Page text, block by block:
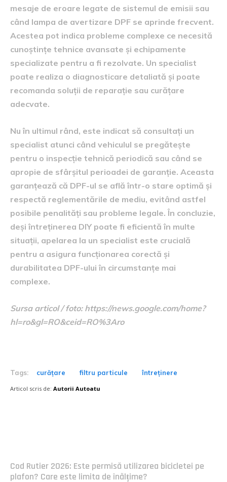
mesaje de eroare legate de sistemul de emisii sau
când lampa de avertizare DPF se aprinde frecvent.
Acestea pot indica probleme complexe ce necesită
cunoștințe tehnice avansate și echipamente
specializate pentru a fi rezolvate. Un specialist
poate realiza o diagnosticare detaliată și poate
recomanda soluții de reparație sau curățare
adecvate.
Nu în ultimul rând, este indicat să consultați un
specialist atunci când vehiculul se pregătește
pentru o inspecție tehnică periodică sau când se
apropie de sfârșitul perioadei de garanție. Aceasta
garanțează că DPF-ul se află într-o stare optimă și
respectă reglementările de mediu, evitând astfel
posibile penalități sau probleme legale. În concluzie,
deși întreținerea DIY poate fi eficientă în multe
situații, apelarea la un specialist este crucială
pentru a asigura funcționarea corectă și
durabilitatea DPF-ului în circumstanțe mai
complexe.
Sursa articol / foto: https://news.google.com/home?
hl=ro&gl=RO&ceid=RO%3Aro
Tags: curățare filtru particule întreținere
Articol scris de: Autorii Autoatu
Cod Rutier 2026: Este permisă utilizarea bicicletei pe
plafon? Care este limita de înălțime?